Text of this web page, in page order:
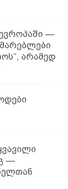
—
არამედ
—